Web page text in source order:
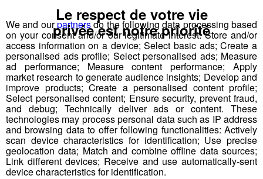
Deux rendez-vous par jour, à 8h45 et 17h45 sur
Radio Mont Blanc !
Déstination été ! Une question...une destination !
Nous vous poserons une question, a vous de faire le
bon choix entre les 3 réponses pour repartir avec vos
entrées pour un maximum d'activités dans la région !
Inscription par téléphone toute la journée pour
participer aux 2 tirages au sort par jour à 8h45 et 17h45.
Appelez le standard au 04 50 58 24 09
We and ourpartnersdo the following data processing based
on your consent and/or our legitimate interest: Store and/or
access information on a device; Select basic ads; Create a
personalised ads profile; Select personalised ads; Measure
ad performance; Measure content performance; Apply
market research to generate audience insights; Develop and
improve products; Create a personalised content profile;
Select personalised content; Ensure security, prevent fraud,
and debug; Technically deliver ads or content. These
technologies may process personal data such as IP address
and browsing data to offer following functionalities: Actively
scan device characteristics for identification; Use precise
geolocation data; Match and combine offline data sources;
Link different devices; Receive and use automatically-sent
device characteristics for identification.
Le respect de votre vie
privée est notre priorité